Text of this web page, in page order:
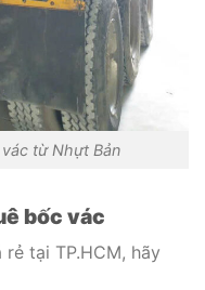
từ Nhựt Bản
bốc vác
rẻ tại TP.HCM, hãy